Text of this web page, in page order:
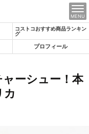
MENU
コストコおすすめ商品ランキン
グ
プロフィール
ーシュー！本
カ